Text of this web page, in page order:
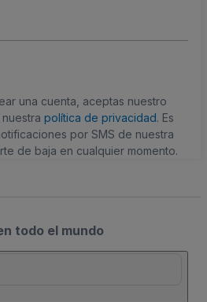
una cuenta, aceptas nuestro
política de privacidad. Es
por SMS de nuestra
de baja en cualquier momento.
todo el mundo